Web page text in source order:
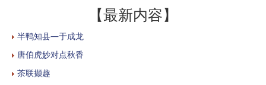
【最新内容】
半鸭知县—于成龙
唐伯虎妙对点秋香
茶联撷趣